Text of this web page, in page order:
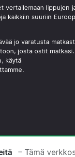
vertailemaan lippujen
kaikkiin suuriin
jo varatusta
josta ostit
käytä
– Tämä